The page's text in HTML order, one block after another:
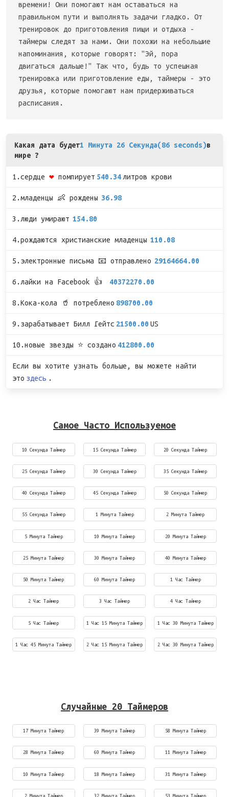
времени! Они помогают нам оставаться на
правильном пути и выполнять задачи гладко. От
тренировок до приготовления пищи и отдыха -
таймеры следят за нами. Они похожи на небольшие
напоминания, которые говорят: "Эй, пора
двигаться дальше!" Так что, будь то успешная
тренировка или приготовление еды, таймеры - это
друзья, которые помогают нам придерживаться
расписания.
Какая дата будет1 Минута 26 Секунда(86 seconds)в
мире ?
1.сердце ❤ помпирует 540.34 литров крови
2.младенцы 👶 рождены 36.98
3.люди умирают 154.80
4.рождаются христианские младенцы 110.08
5.электронные письма 📧 отправлено 29164664.00
6.лайки на Facebook 👍 40372270.00
8.Кока-кола 🥤 потреблено 898700.00
9.зарабатывает Билл Гейтс 21500.00 US
10.новые звезды ⭐ создано 412800.00
Если вы хотите узнать больше, вы можете найти
это здесь .
Самое Часто Используемое
10 Секунда Таймер 15 Секунда Таймер 20 Секунда Таймер
25 Секунда Таймер 30 Секунда Таймер 35 Секунда Таймер
40 Секунда Таймер 45 Секунда Таймер 50 Секунда Таймер
55 Секунда Таймер 1 Минута Таймер 2 Минута Таймер
5 Минута Таймер 10 Минута Таймер 20 Минута Таймер
25 Минута Таймер 30 Минута Таймер 40 Минута Таймер
50 Минута Таймер 60 Минута Таймер 1 Час Таймер
2 Час Таймер 3 Час Таймер 4 Час Таймер
5 Час Таймер 1 Час 15 Минута Таймер 1 Час 30 Минута Таймер
1 Час 45 Минута Таймер 2 Час 15 Минута Таймер 2 Час 30 Минута Таймер
Случайные 20 Таймеров
17 Минута Таймер 39 Минута Таймер 58 Минута Таймер
28 Минута Таймер 60 Минута Таймер 11 Минута Таймер
10 Минута Таймер 18 Минута Таймер 31 Минута Таймер
2 Минута Таймер 32 Минута Таймер 53 Минута Таймер